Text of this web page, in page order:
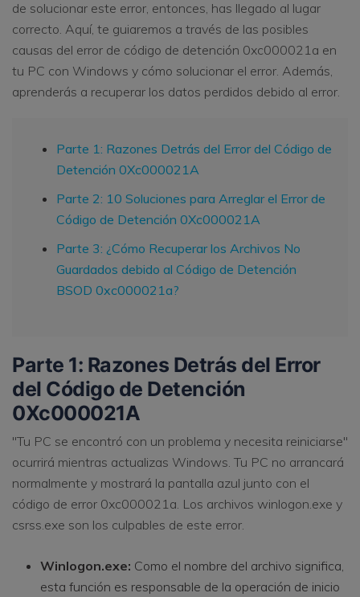
de solucionar este error, entonces, has llegado al lugar
correcto. Aquí, te guiaremos a través de las posibles
causas del error de código de detención 0xc000021a en
tu PC con Windows y cómo solucionar el error. Además,
aprenderás a recuperar los datos perdidos debido al error.
Parte 1: Razones Detrás del Error del Código de
Detención 0Xc000021A
Parte 2: 10 Soluciones para Arreglar el Error de
Código de Detención 0Xc000021A
Parte 3: ¿Cómo Recuperar los Archivos No
Guardados debido al Código de Detención
BSOD 0xc000021a?
Parte 1: Razones Detrás del Error
del Código de Detención
0Xc000021A
"Tu PC se encontró con un problema y necesita reiniciarse"
ocurrirá mientras actualizas Windows. Tu PC no arrancará
normalmente y mostrará la pantalla azul junto con el
código de error 0xc000021a. Los archivos winlogon.exe y
csrss.exe son los culpables de este error.
Winlogon.exe: Como el nombre del archivo significa,
esta función es responsable de la operación de inicio